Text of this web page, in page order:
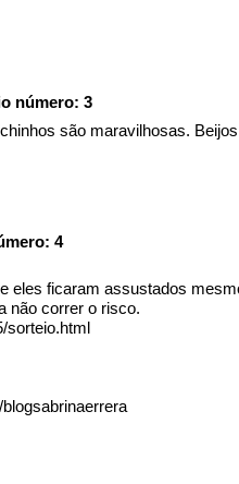
número: 3
são maravilhosas.
4
eles ficaram assustados
não correr o risco.
sorteio.html